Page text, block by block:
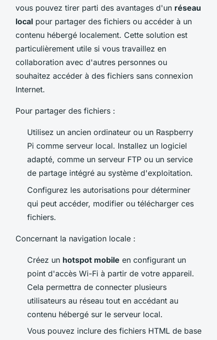
vous pouvez tirer parti des avantages d'un réseau
local pour partager des fichiers ou accéder à un
contenu hébergé localement. Cette solution est
particulièrement utile si vous travaillez en
collaboration avec d'autres personnes ou
souhaitez accéder à des fichiers sans connexion
Internet.
Pour partager des fichiers :
Utilisez un ancien ordinateur ou un Raspberry
Pi comme serveur local. Installez un logiciel
adapté, comme un serveur FTP ou un service
de partage intégré au système d'exploitation.
Configurez les autorisations pour déterminer
qui peut accéder, modifier ou télécharger ces
fichiers.
Concernant la navigation locale :
Créez un hotspot mobile en configurant un
point d'accès Wi-Fi à partir de votre appareil.
Cela permettra de connecter plusieurs
utilisateurs au réseau tout en accédant au
contenu hébergé sur le serveur local.
Vous pouvez inclure des fichiers HTML de base